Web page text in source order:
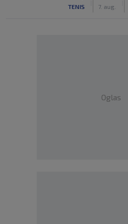
TENIS 7. aug.
Oglas